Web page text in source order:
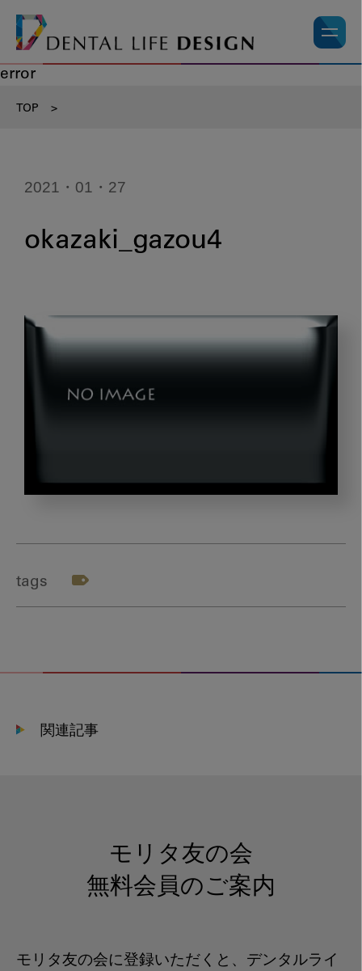
error
TOP >
2021・01・27
okazaki_gazou4
tags
関連記事
モリタ友の会
無料会員のご案内
モリタ友の会に登録いただくと、デンタルライ